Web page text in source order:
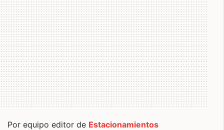
Por equipo editor de Estacionamientos